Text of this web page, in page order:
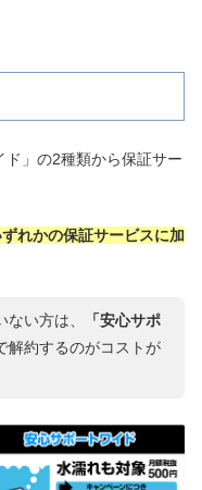
ド」の2種類から保証サー
れかの保証サービスに加
い方は、
「安心サポ
解約するのがコストが